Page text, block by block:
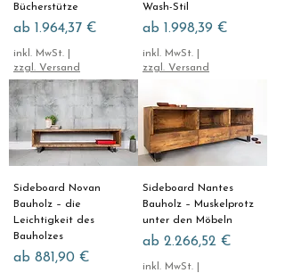
Bücherstütze
ab 1.964,37 €
Sale-Preis
inkl. MwSt.
zzgl. Versand
Wash-Stil
ab 1.998,39 €
Sale-Preis
inkl. MwSt.
zzgl. Versand
Sideboard Novan
Bauholz – die
Leichtigkeit des
Bauholzes
ab 881,90 €
Sale-Preis
Sideboard Nantes
Bauholz – Muskelprotz
unter den Möbeln
ab 2.266,52 €
Sale-Preis
inkl. MwSt.